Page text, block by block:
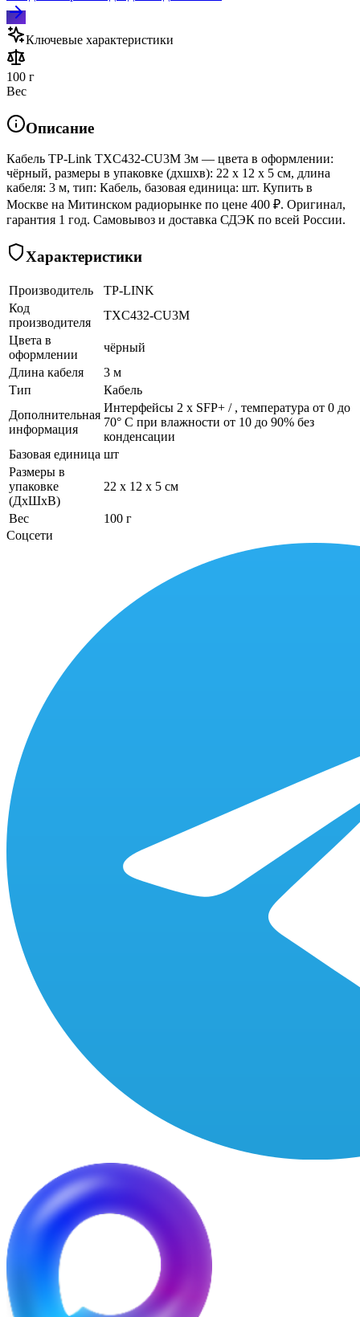
Ключевые характеристики
100 г
Вес
Описание
Кабель TP-Link TXC432-CU3M 3м — цвета в оформлении:
чёрный, размеры в упаковке (дхшхв): 22 x 12 x 5 см, длина
кабеля: 3 м, тип: Кабель, базовая единица: шт. Купить в
Москве на Митинском радиорынке по цене 400 ₽. Оригинал,
гарантия 1 год. Самовывоз и доставка СДЭК по всей России.
Характеристики
Производитель
TP-LINK
Код
производителя
TXC432-CU3M
Цвета в
оформлении
чёрный
Длина кабеля
3 м
Тип
Кабель
Дополнительная
информация
Интерфейсы 2 x SFP+ / , температура от 0 до
70° C при влажности от 10 до 90% без
конденсации
Базовая единица шт
Размеры в
упаковке
(ДхШхВ)
22 x 12 x 5 см
Вес
100 г
Соцсети